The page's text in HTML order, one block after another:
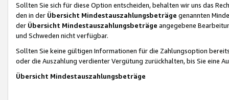
Sollten Sie sich für diese Option entscheiden, behalten wir uns das
den in der Übersicht Mindestauszahlungsbeträge genannten
der Übersicht Mindestauszahlungsbeträge angegebene
und Schweden nicht verfügbar.
Sollten Sie keine gültigen Informationen für die Zahlungsoption
oder die Auszahlung verdienter Vergütung zurückhalten, bis Sie
Übersicht Mindestauszahlungsbeträge